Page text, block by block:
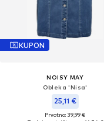
KUPON
NOISY MAY
Obleka 'Nisa'
25,11 €
Prvotno: 39,99 €